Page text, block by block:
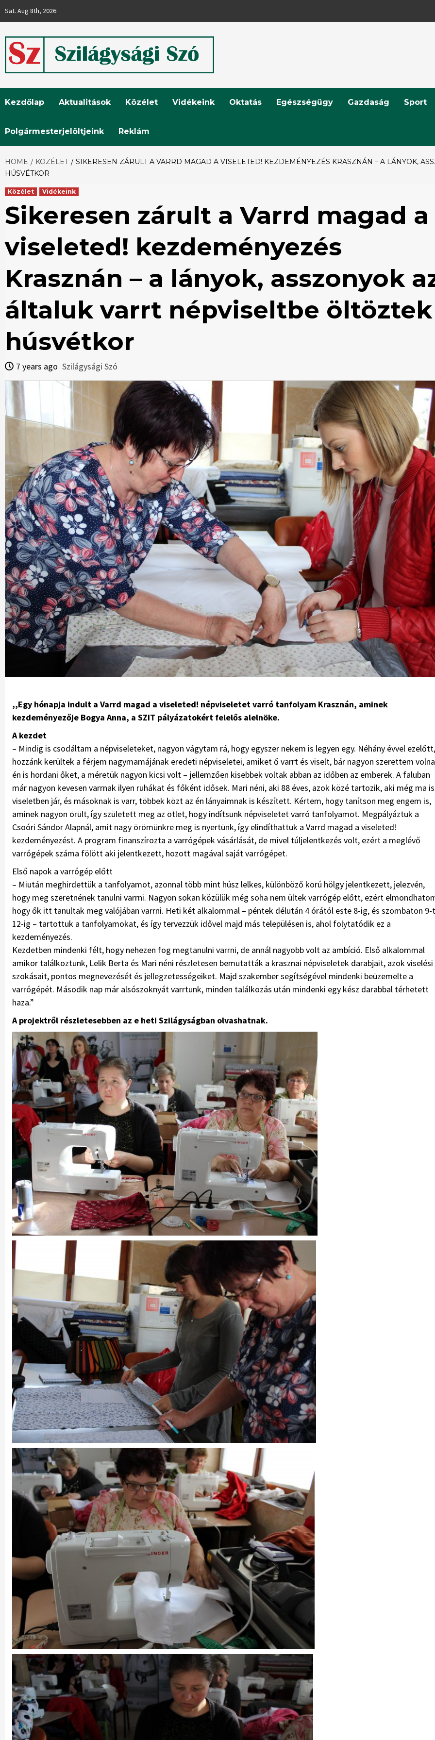
Sat. Aug 8th, 2026
Szilágysági
Szó
Kezdőlap Aktualitások Közélet Vidékeink Oktatás Egészségügy Gazdaság Sport
Polgármesterjelöltjeink Reklám
HOME KÖZÉLET
SIKERESEN ZÁRULT A VARRD MAGAD A VISELETED! KEZDEMÉNYEZÉS KRASZNÁN – A LÁNYOK,
HÚSVÉTKOR
Közélet Vidékeink
Sikeresen zárult a Varrd magad a
viseleted! kezdeményezés
Krasznán – a lányok, asszonyok
általuk varrt népviseltbe öltöztek
húsvétkor
7 years ago Szilágysági Szó
,,Egy hónapja indult a Varrd magad a viseleted! népviseletet varró tanfolyam Krasznán, aminek
kezdeményezője Bogya Anna, a SZIT pályázatokért felelős alelnöke.
A kezdet
– Mindig is csodáltam a népviseleteket, nagyon vágytam rá, hogy egyszer nekem is legyen egy. Néhány évvel ezelőtt,
hozzánk kerültek a férjem nagymamájának eredeti népviseletei, amiket ő varrt és viselt, bár nagyon szerettem volna
én is hordani őket, a méretük nagyon kicsi volt – jellemzően kisebbek voltak abban az időben az emberek. A faluban
már nagyon kevesen varrnak ilyen ruhákat és főként idősek. Mari néni, aki 88 éves, azok közé tartozik, aki még ma is
viseletben jár, és másoknak is varr, többek közt az én lányaimnak is készített. Kértem, hogy tanítson meg engem is,
aminek nagyon örült, így született meg az ötlet, hogy indítsunk népviseletet varró tanfolya­mot. Megpályáztuk a
Csoóri Sándor Alapnál, amit nagy örömünkre meg is nyertünk, így elindíthattuk a Varrd magad a viseleted!
kezdeményezést. A program finanszírozta a varrógépek vásárlását, de mivel túljelentkezés volt, ezért a meglévő
varrógépek száma fölött aki jelentkezett, hozott magával saját varrógépet.
Első napok a varrógép előtt
– Miután meghirdettük a tanfolya­mot, azonnal több mint húsz lelkes, különböző korú hölgy jelentkezett, jelezvén,
hogy meg szeretnének tanulni varrni. Nagyon sokan közülük még soha nem ültek varrógép előtt, ezért
hogy ők itt tanultak meg valójában varrni. Heti két alkalommal – péntek délután 4 órától este 8-ig, és szombaton
12-ig – tartottuk a tanfolyamokat, és így tervezzük idővel majd más településen is, ahol folytatódik ez a
kezdeményezés.
Kezdetben mindenki félt, hogy nehezen fog megtanulni varrni, de annál nagyobb volt az ambíció. Első alkalommal
amikor találkoztunk, Lelik Berta és Mari néni részletesen bemutatták a krasznai népviseletek darabjait, azok viselési
szokásait, pontos megnevezését és jellegzetességeiket. Majd szakember segítségével mindenki beüzemelte a
varrógépét. Második nap már alsószoknyát varrtunk, minden találkozás után mindenki egy kész darabbal térhetett
haza.”
A projektről részletesebben az e heti Szilágyságban olvashatnak.